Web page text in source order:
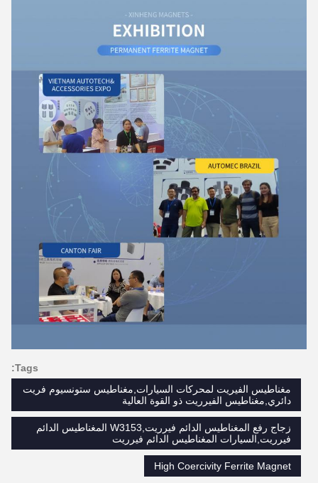
Tags:
مغناطيس الفيريت لمحركات السيارات,مغناطيس ستونسيوم فريت
دائري,مغناطيس الفيرريت ذو القوة العالية
زجاج رفع المغناطيس الدائم فيرريت,W3153 المغناطيس الدائم
فيرريت,السيارات المغناطيس الدائم فيرريت
High Coercivity Ferrite Magnet